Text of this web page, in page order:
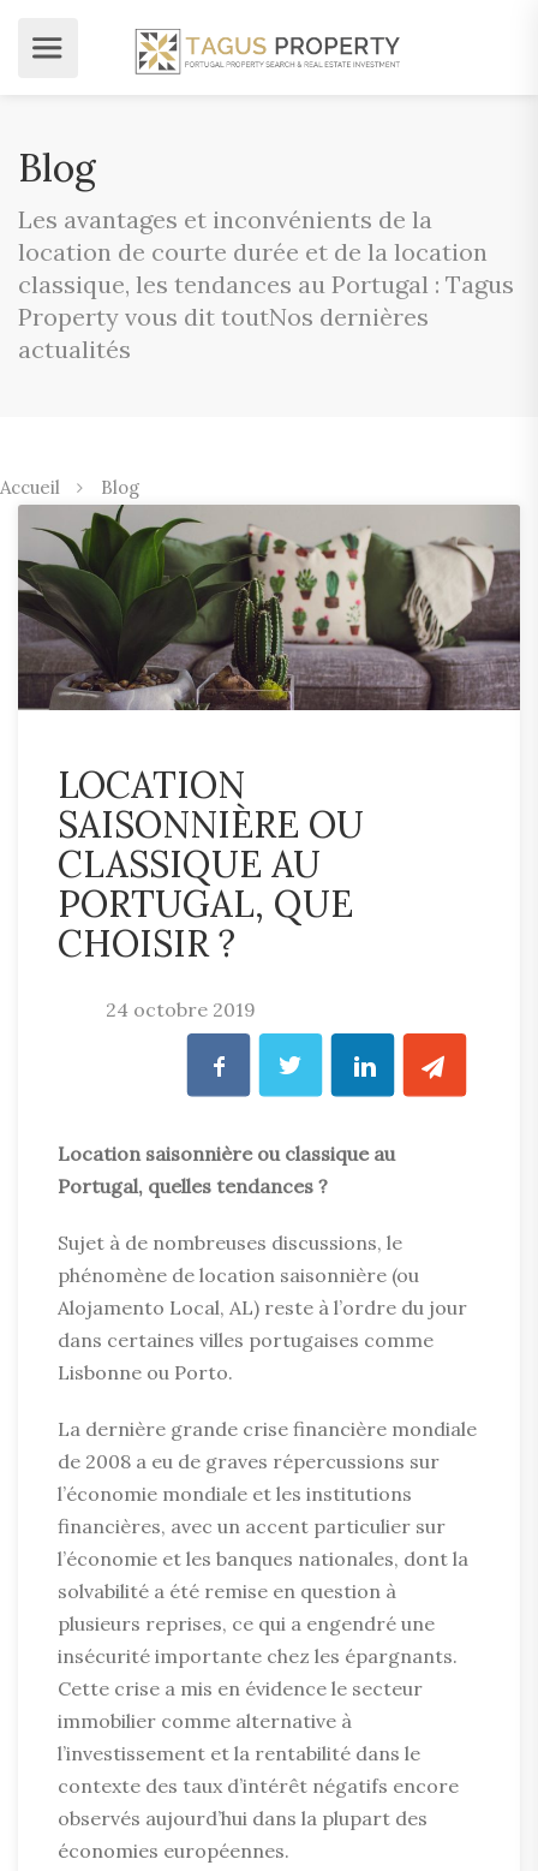
Blog
Les avantages et inconvénients de la
location de courte durée et de la location
classique, les tendances au Portugal : Tagus
Property vous dit toutNos dernières
actualités
Accueil Blog
LOCATION
SAISONNIÈRE OU
CLASSIQUE AU
PORTUGAL, QUE
CHOISIR ?
24 octobre 2019
Location saisonnière ou classique au
Portugal, quelles tendances ?
Sujet à de nombreuses discussions, le
phénomène de location saisonnière (ou
Alojamento Local, AL) reste à l’ordre du jour
dans certaines villes portugaises comme
Lisbonne ou Porto.
La dernière grande crise financière mondiale
de 2008 a eu de graves répercussions sur
l’économie mondiale et les institutions
financières, avec un accent particulier sur
l’économie et les banques nationales, dont la
solvabilité a été remise en question à
plusieurs reprises, ce qui a engendré une
insécurité importante chez les épargnants.
Cette crise a mis en évidence le secteur
immobilier comme alternative à
l’investissement et la rentabilité dans le
contexte des taux d’intérêt négatifs encore
observés aujourd’hui dans la plupart des
économies européennes.